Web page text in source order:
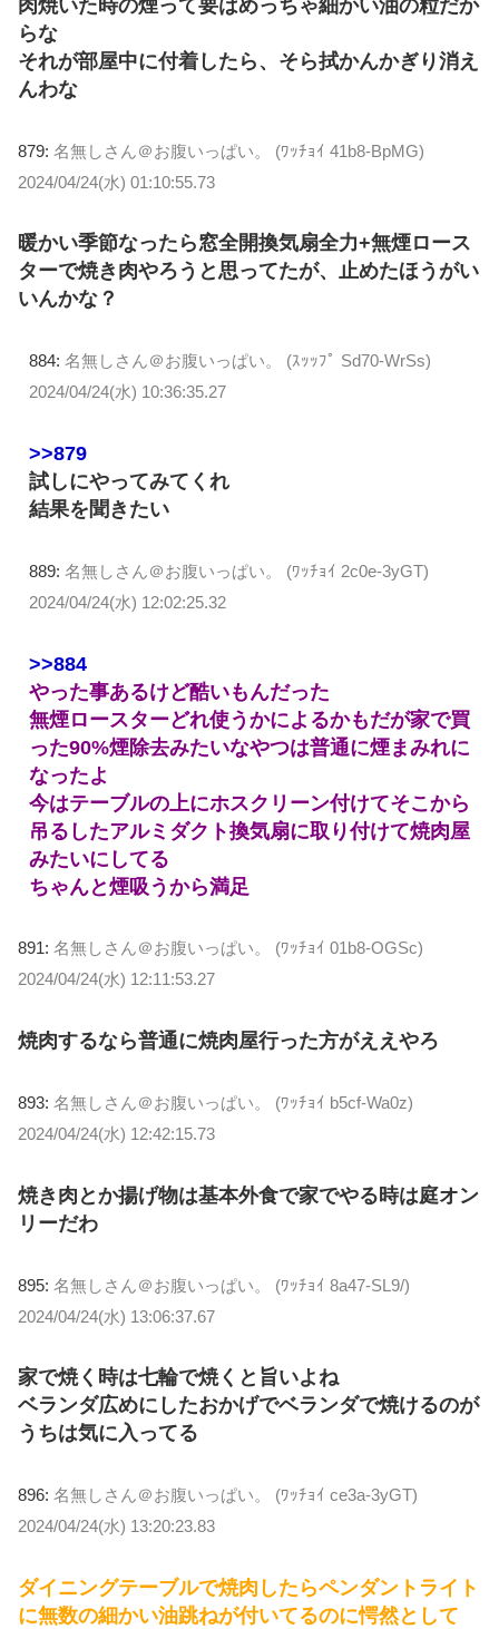
肉焼いた時の煙って要はめっちゃ細かい油の粒だか
らな
それが部屋中に付着したら、そら拭かんかぎり消え
んわな
879: 名無しさん＠お腹いっぱい。 (ﾜｯﾁｮｲ 41b8-BpMG)
2024/04/24(水) 01:10:55.73
暖かい季節なったら窓全開換気扇全力+無煙ロース
ターで焼き肉やろうと思ってたが、止めたほうがい
いんかな？
884: 名無しさん＠お腹いっぱい。 (ｽｯｯﾌﾟ Sd70-WrSs)
2024/04/24(水) 10:36:35.27
>>879
試しにやってみてくれ
結果を聞きたい
889: 名無しさん＠お腹いっぱい。 (ﾜｯﾁｮｲ 2c0e-3yGT)
2024/04/24(水) 12:02:25.32
>>884
やった事あるけど酷いもんだった
無煙ロースターどれ使うかによるかもだが家で買
った90%煙除去みたいなやつは普通に煙まみれに
なったよ
今はテーブルの上にホスクリーン付けてそこから
吊るしたアルミダクト換気扇に取り付けて焼肉屋
みたいにしてる
ちゃんと煙吸うから満足
891: 名無しさん＠お腹いっぱい。 (ﾜｯﾁｮｲ 01b8-OGSc)
2024/04/24(水) 12:11:53.27
焼肉するなら普通に焼肉屋行った方がええやろ
893: 名無しさん＠お腹いっぱい。 (ﾜｯﾁｮｲ b5cf-Wa0z)
2024/04/24(水) 12:42:15.73
焼き肉とか揚げ物は基本外食で家でやる時は庭オン
リーだわ
895: 名無しさん＠お腹いっぱい。 (ﾜｯﾁｮｲ 8a47-SL9/)
2024/04/24(水) 13:06:37.67
家で焼く時は七輪で焼くと旨いよね
ベランダ広めにしたおかげでベランダで焼けるのが
うちは気に入ってる
896: 名無しさん＠お腹いっぱい。 (ﾜｯﾁｮｲ ce3a-3yGT)
2024/04/24(水) 13:20:23.83
ダイニングテーブルで焼肉したらペンダントライト
に無数の細かい油跳ねが付いてるのに愕然として